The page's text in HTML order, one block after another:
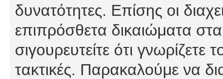
δυνατότητες. Επίσης οι
επιπρόσθετα δικαιώματα
σιγουρευτείτε ότι γνωρίζετε
τακτικές. Παρακαλούμε να